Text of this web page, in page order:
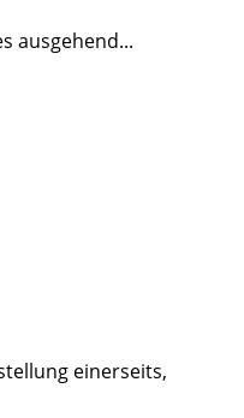
ausgehend...
einerseits,